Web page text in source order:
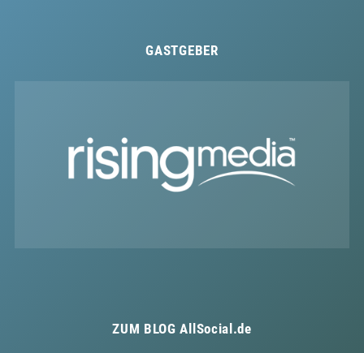
GASTGEBER
ZUM BLOGAllSocial.de